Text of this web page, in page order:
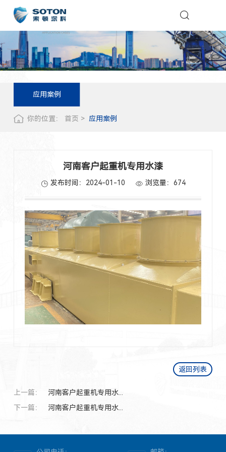
应用案例
你的位置： 首页 应用案例
河南客户起重机专用水漆
发布时间：2024-01-10 浏览量：674
返回列表
上一篇：
河南客户起重机专用水...
下一篇：
河南客户起重机专用水...